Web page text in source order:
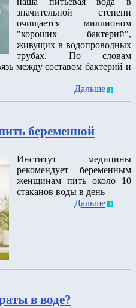
значительной степени
очищается миллионом
"хороших бактерий",
живущих в водопроводных
трубах. По словам
между составом бактерий и
Дальше
беременной
Институт медицины
рекомендует беременным
женщинам пить около 10
стаканов воды в день
Дальше
в воде?